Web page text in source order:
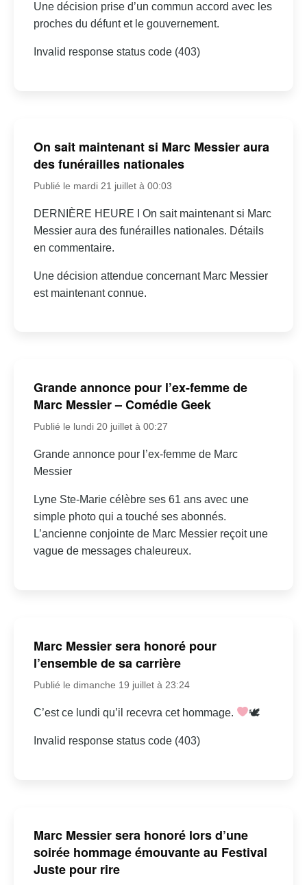
Une décision prise d’un commun accord avec les
proches du défunt et le gouvernement.
Invalid response status code (403)
On sait maintenant si Marc Messier aura
des funérailles nationales
Publié le mardi 21 juillet à 00:03
DERNIÈRE HEURE I On sait maintenant si Marc
Messier aura des funérailles nationales. Détails
en commentaire.
Une décision attendue concernant Marc Messier
est maintenant connue.
Grande annonce pour l’ex-femme de
Marc Messier – Comédie Geek
Publié le lundi 20 juillet à 00:27
Grande annonce pour l’ex-femme de Marc
Messier
Lyne Ste-Marie célèbre ses 61 ans avec une
simple photo qui a touché ses abonnés.
L’ancienne conjointe de Marc Messier reçoit une
vague de messages chaleureux.
Marc Messier sera honoré pour
l’ensemble de sa carrière
Publié le dimanche 19 juillet à 23:24
C’est ce lundi qu’il recevra cet hommage. 🕊
Invalid response status code (403)
Marc Messier sera honoré lors d’une
soirée hommage émouvante au Festival
Juste pour rire